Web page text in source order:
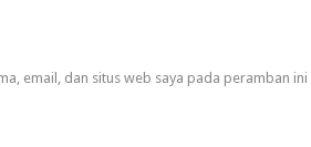
email, dan situs web saya pada peramban ini